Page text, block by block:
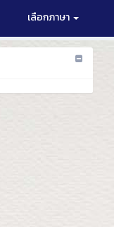
เลือกภาษา